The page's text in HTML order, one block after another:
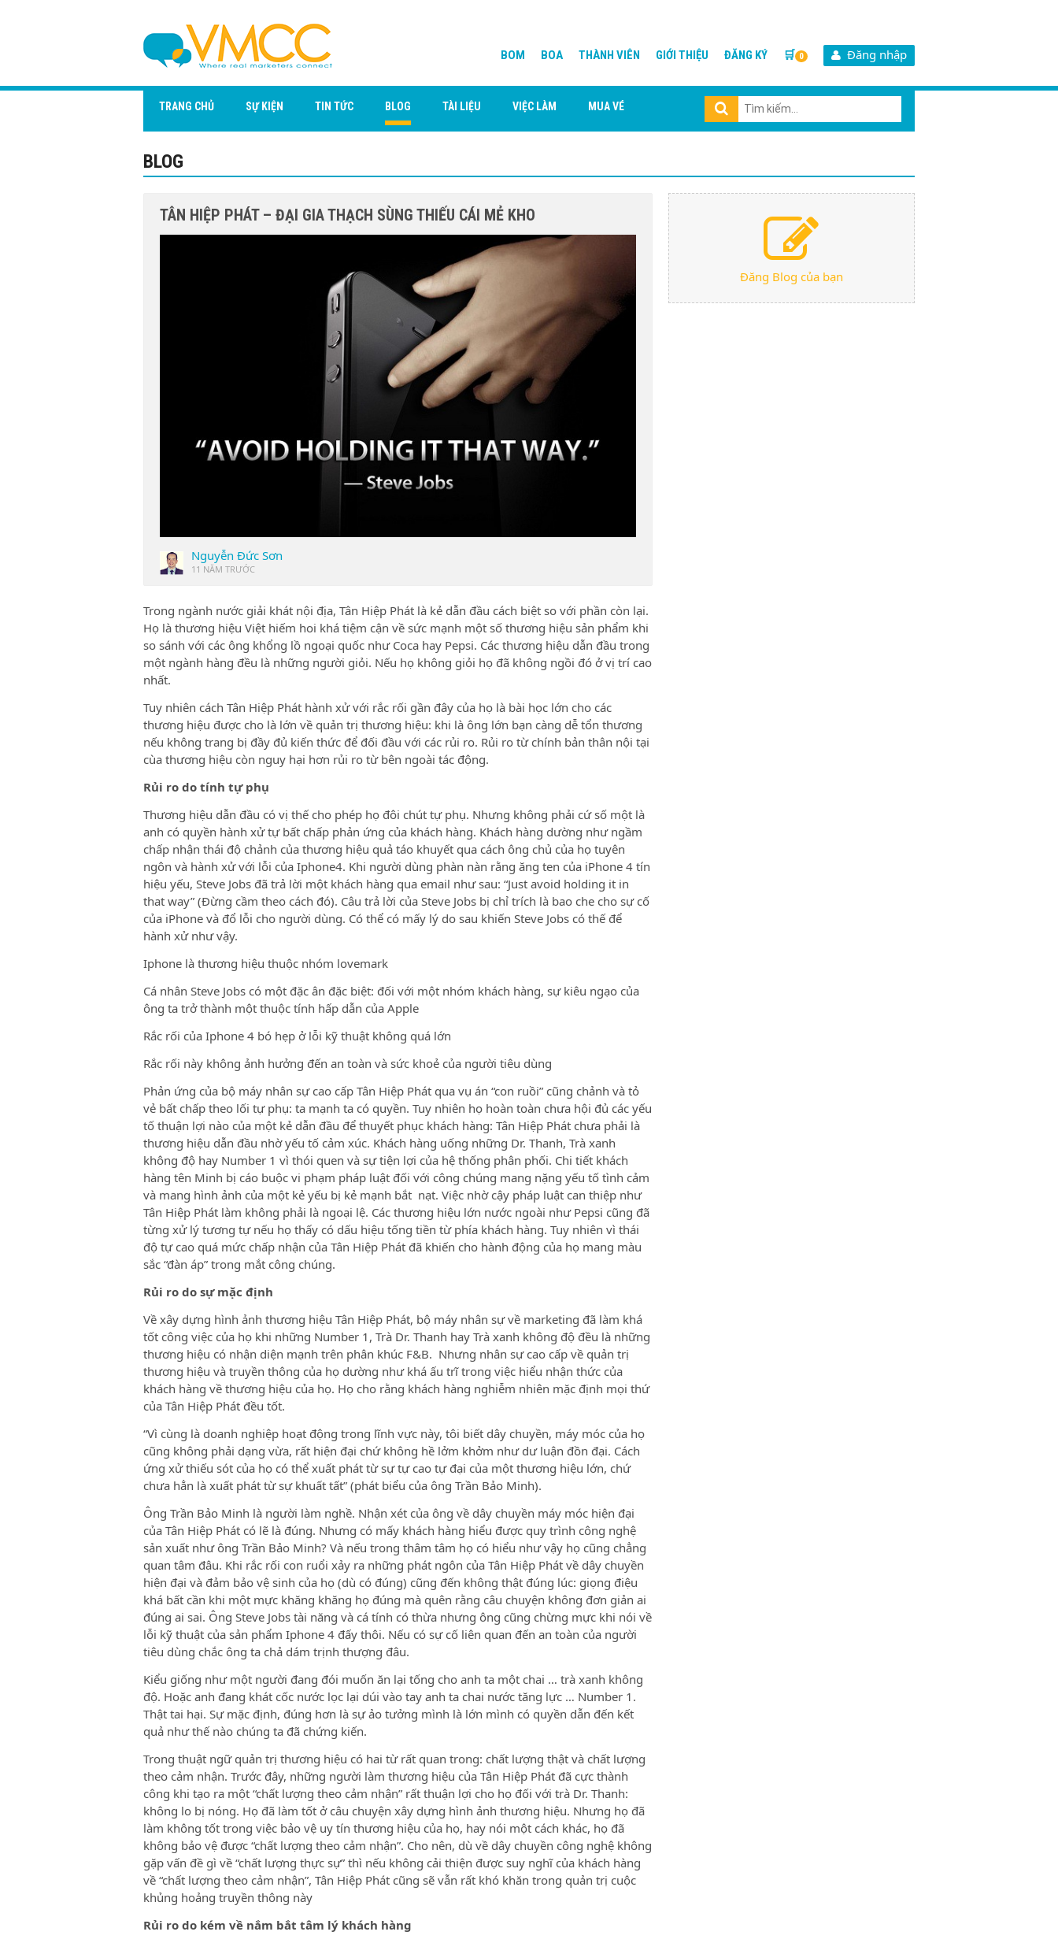
Đăng nhập
BOM BOA THÀNH VIÊN GIỚI THIỆU ĐĂNG KÝ 🛒 0
TRANG CHỦ SỰ KIỆN TIN TỨC BLOG TÀI LIỆU VIỆC LÀM MUA VÉ
BLOG
TÂN HIỆP PHÁT – ĐẠI GIA THẠCH SÙNG THIẾU CÁI MẺ KHO
Nguyễn Đức Sơn
11 NĂM TRƯỚC
Trong ngành nước giải khát nội địa, Tân Hiệp Phát là kẻ dẫn đầu cách biệt so với phần còn lại.
Họ là thương hiệu Việt hiếm hoi khá tiệm cận về sức mạnh một số thương hiệu sản phẩm khi
so sánh với các ông khổng lồ ngoại quốc như Coca hay Pepsi. Các thương hiệu dẫn đầu trong
một ngành hàng đều là những người giỏi. Nếu họ không giỏi họ đã không ngồi đó ở vị trí cao
nhất.
Tuy nhiên cách Tân Hiệp Phát hành xử với rắc rối gần đây của họ là bài học lớn cho các
thương hiệu được cho là lớn về quản trị thương hiệu: khi là ông lớn bạn càng dễ tổn thương
nếu không trang bị đầy đủ kiến thức để đối đầu với các rủi ro. Rủi ro từ chính bản thân nội tại
cùa thương hiệu còn nguy hại hơn rủi ro từ bên ngoài tác động.
Rủi ro do tính tự phụ
Thương hiệu dẫn đầu có vị thế cho phép họ đôi chút tự phụ. Nhưng không phải cứ số một là
anh có quyền hành xử tự bất chấp phản ứng của khách hàng. Khách hàng dường như ngầm
chấp nhận thái độ chảnh của thương hiệu quả táo khuyết qua cách ông chủ của họ tuyên
ngôn và hành xử với lỗi của Iphone4. Khi người dùng phàn nàn rằng ăng ten của iPhone 4 tín
hiệu yếu, Steve Jobs đã trả lời một khách hàng qua email như sau: “Just avoid holding it in
that way” (Đừng cầm theo cách đó). Câu trả lời của Steve Jobs bị chỉ trích là bao che cho sự cố
của iPhone và đổ lỗi cho người dùng. Có thể có mấy lý do sau khiến Steve Jobs có thế để
hành xử như vậy.
Iphone là thương hiệu thuộc nhóm lovemark
Cá nhân Steve Jobs có một đặc ân đặc biệt: đối với một nhóm khách hàng, sự kiêu ngạo của
ông ta trở thành một thuộc tính hấp dẫn của Apple
Rắc rối của Iphone 4 bó hẹp ở lỗi kỹ thuật không quá lớn
Rắc rối này không ảnh hưởng đến an toàn và sức khoẻ của người tiêu dùng
Phản ứng của bộ máy nhân sự cao cấp Tân Hiệp Phát qua vụ án “con ruồi” cũng chảnh và tỏ
vẻ bất chấp theo lối tự phụ: ta mạnh ta có quyền. Tuy nhiên họ hoàn toàn chưa hội đủ các yếu
tố thuận lợi nào của một kẻ dẫn đầu để thuyết phục khách hàng: Tân Hiệp Phát chưa phải là
thương hiệu dẫn đầu nhờ yếu tố cảm xúc. Khách hàng uống những Dr. Thanh, Trà xanh
không độ hay Number 1 vì thói quen và sự tiện lợi của hệ thống phân phối. Chi tiết khách
hàng tên Minh bị cáo buộc vi phạm pháp luật đối với công chúng mang nặng yếu tố tình cảm
và mang hình ảnh của một kẻ yếu bị kẻ mạnh bắt nạt. Việc nhờ cậy pháp luật can thiệp như
Tân Hiệp Phát làm không phải là ngoại lệ. Các thương hiệu lớn nước ngoài như Pepsi cũng đã
từng xử lý tương tự nếu họ thấy có dấu hiệu tống tiền từ phía khách hàng. Tuy nhiên vì thái
độ tự cao quá mức chấp nhận của Tân Hiệp Phát đã khiến cho hành động của họ mang màu
sắc “đàn áp” trong mắt công chúng.
Rủi ro do sự mặc định
Về xây dựng hình ảnh thương hiệu Tân Hiệp Phát, bộ máy nhân sự về marketing đã làm khá
tốt công việc của họ khi những Number 1, Trà Dr. Thanh hay Trà xanh không độ đều là những
thương hiệu có nhận diện mạnh trên phân khúc F&B. Nhưng nhân sự cao cấp về quản trị
thương hiệu và truyền thông của họ dường như khá ấu trĩ trong việc hiểu nhận thức của
khách hàng về thương hiệu của họ. Họ cho rằng khách hàng nghiễm nhiên mặc định mọi thứ
của Tân Hiệp Phát đều tốt.
“Vì cùng là doanh nghiệp hoạt động trong lĩnh vực này, tôi biết dây chuyền, máy móc của họ
cũng không phải dạng vừa, rất hiện đại chứ không hề lởm khởm như dư luận đồn đại. Cách
ứng xử thiếu sót của họ có thể xuất phát từ sự tự cao tự đại của một thương hiệu lớn, chứ
chưa hẳn là xuất phát từ sự khuất tất” (phát biểu của ông Trần Bảo Minh).
Ông Trần Bảo Minh là người làm nghề. Nhận xét của ông về dây chuyền máy móc hiện đại
của Tân Hiệp Phát có lẽ là đúng. Nhưng có mấy khách hàng hiểu được quy trình công nghệ
sản xuất như ông Trần Bảo Minh? Và nếu trong thâm tâm họ có hiểu như vậy họ cũng chẳng
quan tâm đâu. Khi rắc rối con ruổi xảy ra những phát ngôn của Tân Hiệp Phát về dây chuyền
hiện đại và đảm bảo vệ sinh của họ (dù có đúng) cũng đến không thật đúng lúc: giọng điệu
khá bất cần khi một mực khăng khăng họ đúng mà quên rằng câu chuyện không đơn giản ai
đúng ai sai. Ông Steve Jobs tài năng và cá tính có thừa nhưng ông cũng chừng mực khi nói về
lỗi kỹ thuật của sản phẩm Iphone 4 đấy thôi. Nếu có sự cố liên quan đến an toàn của người
tiêu dùng chắc ông ta chả dám trịnh thượng đâu.
Kiểu giống như một người đang đói muốn ăn lại tống cho anh ta một chai … trà xanh không
độ. Hoặc anh đang khát cốc nước lọc lại dúi vào tay anh ta chai nước tăng lực … Number 1.
Thật tai hại. Sự mặc định, đúng hơn là sự ảo tưởng mình là lớn mình có quyền dẫn đến kết
quả như thế nào chúng ta đã chứng kiến.
Trong thuật ngữ quản trị thương hiệu có hai từ rất quan trong: chất lượng thật và chất lượng
theo cảm nhận. Trước đây, những người làm thương hiệu của Tân Hiệp Phát đã cực thành
công khi tạo ra một “chất lượng theo cảm nhận” rất thuận lợi cho họ đối với trà Dr. Thanh:
không lo bị nóng. Họ đã làm tốt ở câu chuyện xây dựng hình ảnh thương hiệu. Nhưng họ đã
làm không tốt trong việc bảo vệ uy tín thương hiệu của họ, hay nói một cách khác, họ đã
không bảo vệ được “chất lượng theo cảm nhận”. Cho nên, dù về dây chuyền công nghệ không
gặp vấn đề gì về “chất lượng thực sự” thì nếu không cải thiện được suy nghĩ của khách hàng
về “chất lượng theo cảm nhận”, Tân Hiệp Phát cũng sẽ vẫn rất khó khăn trong quản trị cuộc
khủng hoảng truyền thông này
Rủi ro do kém về nắm bắt tâm lý khách hàng
Đăng Blog của bạn